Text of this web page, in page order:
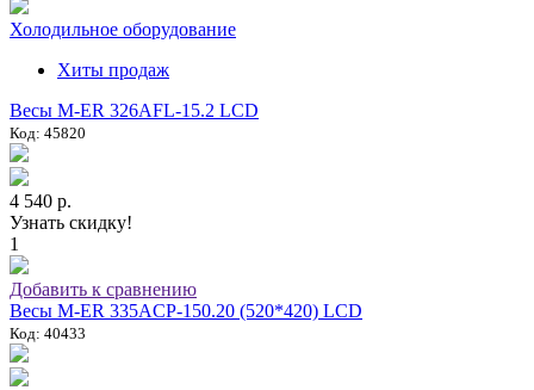
Холодильное оборудование
Хиты продаж
Весы M-ER 326AFL-15.2 LCD
Код: 45820
4 540 р.
Узнать скидку!
1
Добавить к сравнению
Весы M-ER 335ACP-150.20 (520*420) LCD
Код: 40433